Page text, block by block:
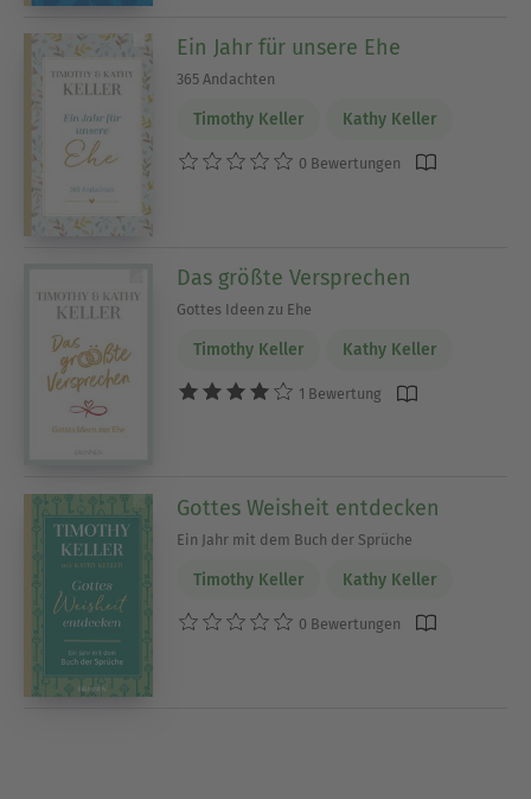
Ein Jahr für unsere Ehe
365 Andachten
Timothy Keller Kathy Keller
0 Bewertungen
Das größte Versprechen
Gottes Ideen zu Ehe
Timothy Keller Kathy Keller
1 Bewertung
Gottes Weisheit entdecken
Ein Jahr mit dem Buch der Sprüche
Timothy Keller Kathy Keller
0 Bewertungen